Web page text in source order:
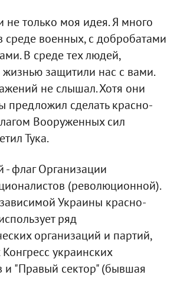
не только моя идея. Я много
среде военных, с добробатами
В среде тех людей,
защитили нас с вами.
не слышал. Хотя они
предложил сделать красно-
Вооруженных сил
Тука.
флаг Организации
(революционной).
Украины красно-
ряд
организаций и партий,
украинских
и "Правый сектор" (бывшая